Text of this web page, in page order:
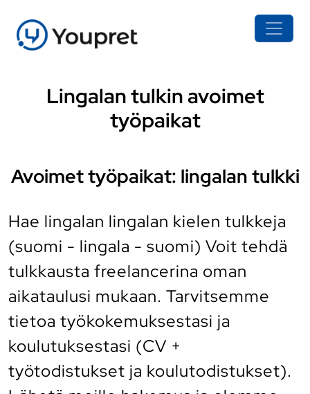
Lingalan tulkin avoimet
työpaikat
Avoimet työpaikat: lingalan tulkki
Hae lingalan lingalan kielen tulkkeja
(suomi - lingala - suomi) Voit tehdä
tulkkausta freelancerina oman
aikataulusi mukaan. Tarvitsemme
tietoa työkokemuksestasi ja
koulutuksestasi (CV +
työtodistukset ja koulutodistukset).